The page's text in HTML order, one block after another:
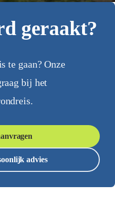
geraakt?
te gaan? Onze
bij het
advies